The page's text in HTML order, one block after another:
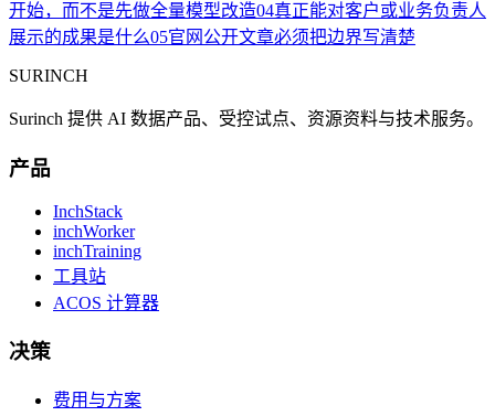
开始，而不是先做全量模型改造04真正能对客户或业务负责人
展示的成果是什么05官网公开文章必须把边界写清楚
SURINCH
Surinch 提供 AI 数据产品、受控试点、资源资料与技术服务。
产品
InchStack
inchWorker
inchTraining
工具站
ACOS 计算器
决策
费用与方案